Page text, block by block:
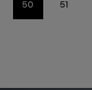
50 51